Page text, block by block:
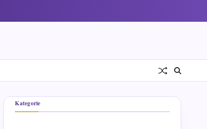
Kategorie